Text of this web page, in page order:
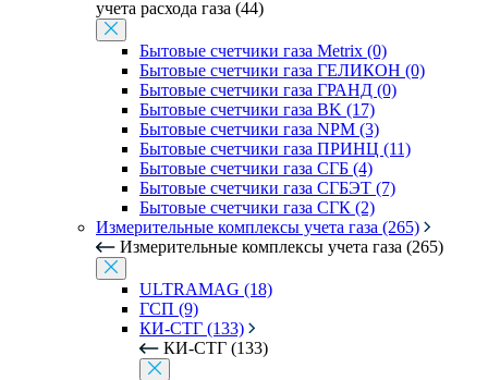
учета расхода газа (44)
Бытовые счетчики газа Metrix (0)
Бытовые счетчики газа ГЕЛИКОН (0)
Бытовые счетчики газа ГРАНД (0)
Бытовые счетчики газа BK (17)
Бытовые счетчики газа NPM (3)
Бытовые счетчики газа ПРИНЦ (11)
Бытовые счетчики газа СГБ (4)
Бытовые счетчики газа СГБЭТ (7)
Бытовые счетчики газа СГК (2)
Измерительные комплексы учета газа (265)
Измерительные комплексы учета газа (265)
ULTRAMAG (18)
ГСП (9)
КИ-СТГ (133)
КИ-СТГ (133)